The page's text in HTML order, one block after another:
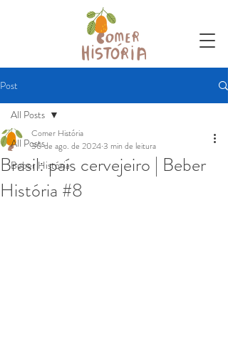
Post
All Posts
Beber História
All Posts
Brasil: país cervejeiro | Beber
História #8
Comer História
30 de ago. de 20243 min de leitura